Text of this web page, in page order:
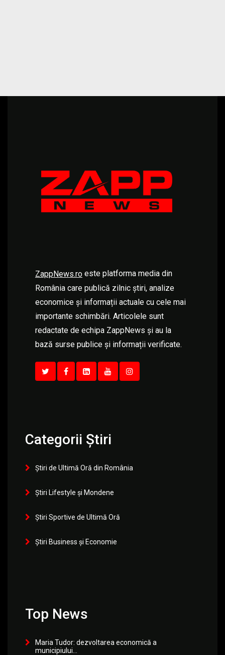
ZappNews.ro este platforma media din
România care publică zilnic știri, analize
economice și informații actuale cu cele mai
importante schimbări. Articolele sunt
redactate de echipa ZappNews și au la
bază surse publice și informații verificate.
Categorii Știri
Știri de Ultimă Oră din România
Știri Lifestyle și Mondene
Știri Sportive de Ultimă Oră
Știri Business și Economie
Top News
Maria Tudor: dezvoltarea economică a
municipiului...